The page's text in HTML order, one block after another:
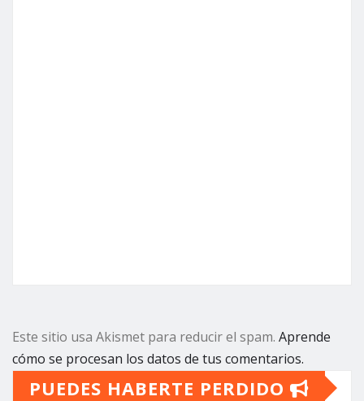
Este sitio usa Akismet para reducir el spam. Aprende
cómo se procesan los datos de tus comentarios.
PUEDES HABERTE PERDIDO